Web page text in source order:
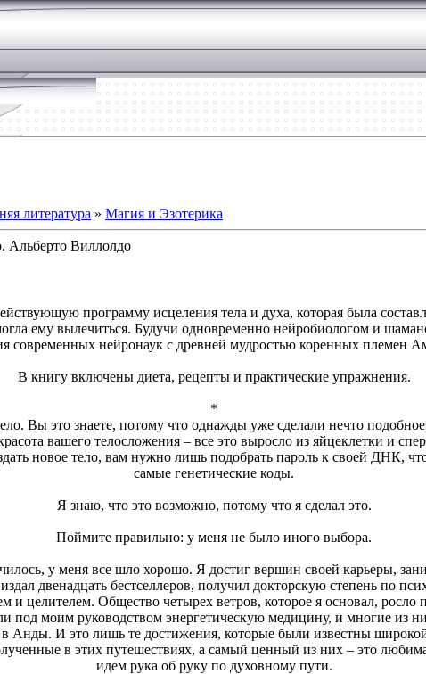
литература » Магия и Эзотерика
Альберто Виллолдо
программу исцеления тела и духа, которая была
ему вылечиться. Будучи одновременно нейробиологом и
современных нейронаук с древней мудростью коренных племен
В книгу включены диета, рецепты и практические упражнения.
*
Вы это знаете, потому что однажды уже сделали нечто
вашего телосложения – все это выросло из яйцеклетки и
новое тело, вам нужно лишь подобрать пароль к своей ДНК,
самые генетические коды.
Я знаю, что это возможно, потому что я сделал это.
Поймите правильно: у меня не было иного выбора.
у меня все шло хорошо. Я достиг вершин своей карьеры,
двенадцать бестселлеров, получил докторскую степень по
и целителем. Общество четырех ветров, которое я основал, росло
под моим руководством энергетическую медицину, и многие из
в Анды. И это лишь те достижения, которые были известны
в этих путешествиях, а самый ценный из них – это
идем рука об руку по духовному пути.